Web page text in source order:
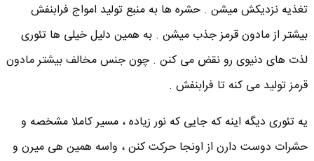
تغذیه نزدیکش میشن . حشره ها به منبع تولید امواج فرابنفش
بیشتر از مادون قرمز جذب میشن . به همین دلیل خیلی ها تئوری
لذت های دنیوی رو نقض می کنن . چون جنس مخالف بیشتر مادون
قرمز تولید می کنه تا فرابنفش .
یه تئوری دیگه اینه که جایی که نور زیاده ، مسیر کاملا مشخصه و
حشرات دوست دارن از اونجا حرکت کنن ، واسه همین هی میرن و